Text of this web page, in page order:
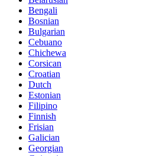
Bengali
Bosnian
Bulgarian
Cebuano
Chichewa
Corsican
Croatian
Dutch
Estonian
Filipino
Finnish
Frisian
Galician
Georgian